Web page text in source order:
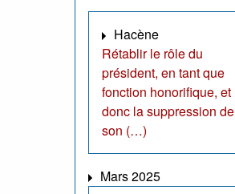
Hacène
Rétablir le rôle du
président, en tant que
fonction honorifique, et
donc la suppression de
son (…)
Mars 2025